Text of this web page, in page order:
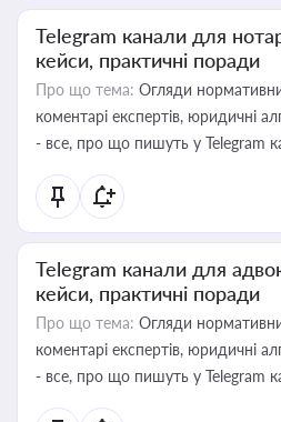
Telegram канали для
кейси, практичні поради
Про що тема: Огляди
коментарі експертів, юридичні
- все, про що пишуть у Telegram
Telegram канали для
кейси, практичні поради
Про що тема: Огляди
коментарі експертів, юридичні
- все, про що пишуть у Telegram